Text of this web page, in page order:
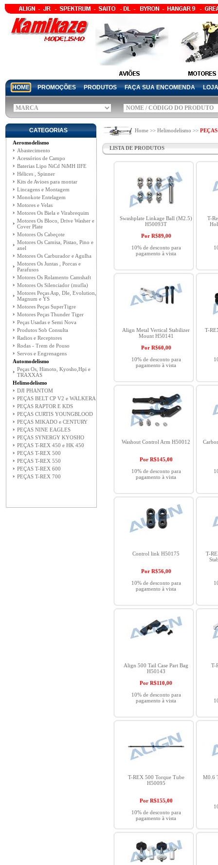
HOME PROMOÇÕES PRODUTOS FAÇA SUA ENCOMENDA LOJA
CATEGORIAS
Aeromodelismo
Abastecimento
Acessórios de Campo
Baterias Lipo NiCd NiMH lIFE
Hélices , Spinner
Kits de Avioes para montar
Lincagens e Montagem
Monokote Entelagem
Motores e Velas
Motores Os Biela e Virabrequim
Motores Os Bloco, Drive Washer e
Cover Plate
Motores Os Cabeçote
Motores Os Camisa, Pistao, Pino e
anel
Motores Os Carburador e Agulha
Motores Os Juntas , Porcas e
Parafusos
Motores Os Rolamento Camshaft
Motores Os Silenciador (mufla)
Motores Peças Asp, Dle, Evolution,
Magnum e YS
Motores Peças SuperTigre
Motores Peças Thunder Tiger
Peças Usadas e Semi Nova
Produtos Sob Consulta
Radios e Receptores
Rodas - Trem de Pouso
Servos e Engrenagens
Automodelismo
Peças Os, Himoto, Kyosho,Hpi e
TRAXXAS
Helimodelismo
DJI PHANTOM
PEÇAS BELT CP V2 e WALKERA
PEÇAS RAPTOR E KDS
PEÇAS CURTIS YOUNGBLOOD
PEÇAS MIKADO e CENTURY
PEÇAS NINE EAGLES
PEÇAS SYNERGY KYOSHO
PEÇAS T-REX 450 e HK 450
PEÇAS T-REX 500
PEÇAS T-REX 550
PEÇAS T-REX 600
PEÇAS T-REX 700
Home >> Helimodelismo >>
LISTA DE PRODUTOS
Swashplate Linkage Ball (M2.5)
H50093T
Por R$89,00
10% de desconto para
pagamento à vista
T-
Align Metal Vertical Stabilizer
Mount H50141
Por R$60,00
10% de desconto para
pagamento à vista
T-
Washout Control Arm H50012
Por R$145,00
10% de desconto para
pagamento à vista
Control link H50175
Por R$56,00
10% de desconto para
pagamento à vista
T-
Align 500 Tail Case Part Bag
H50143
Por R$110,00
10% de desconto para
pagamento à vista
T-
T-REX 500 Torque Tube
H50095
Por R$155,00
10% de desconto para
pagamento à vista
M0.6